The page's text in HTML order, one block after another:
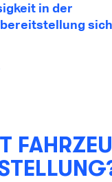
in der